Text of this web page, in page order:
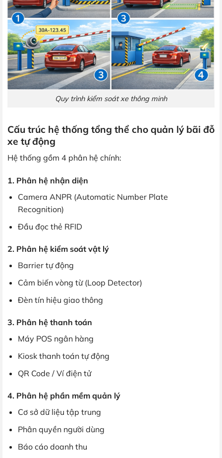
Quy trình kiểm soát xe thông minh
Cấu trúc hệ thống tổng thể cho quản lý bãi đỗ
xe tự động
Hệ thống gồm 4 phân hệ chính:
1. Phân hệ nhận diện
Camera ANPR (Automatic Number Plate
Recognition)
Đầu đọc thẻ RFID
2. Phân hệ kiểm soát vật lý
Barrier tự động
Cảm biến vòng từ (Loop Detector)
Đèn tín hiệu giao thông
3. Phân hệ thanh toán
Máy POS ngân hàng
Kiosk thanh toán tự động
QR Code / Ví điện tử
4. Phân hệ phần mềm quản lý
Cơ sở dữ liệu tập trung
Phân quyền người dùng
Báo cáo doanh thu